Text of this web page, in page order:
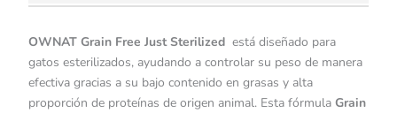
OWNAT Grain Free Just Sterilized está diseñado para
gatos esterilizados, ayudando a controlar su peso de manera
efectiva gracias a su bajo contenido en grasas y alta
proporción de proteínas de origen animal. Esta fórmula Grain